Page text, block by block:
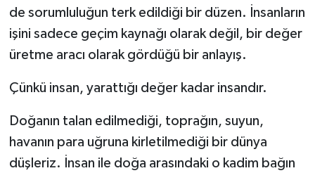
de sorumluluğun terk edildiği bir düzen. İnsanların
işini sadece geçim kaynağı olarak değil, bir değer
üretme aracı olarak gördüğü bir anlayış.
Çünkü insan, yarattığı değer kadar insandır.
Doğanın talan edilmediği, toprağın, suyun,
havanın para uğruna kirletilmediği bir dünya
düşleriz. İnsan ile doğa arasındaki o kadim bağın